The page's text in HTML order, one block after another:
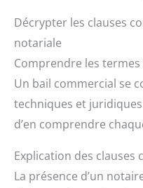
Décrypter les clauses
notariale
Comprendre les
Un bail commercial se
techniques et
d’en comprendre
Explication des clauses
La présence d’un